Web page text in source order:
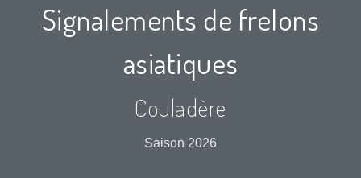
Signalements de frelons
asiatiques
Couladère
Saison 2026